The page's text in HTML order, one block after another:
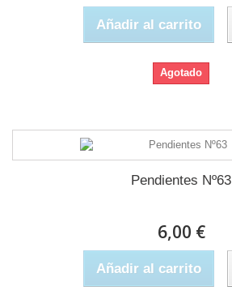
Añadir al carrito
Agotado
Pendientes Nº63
6,00 €
Añadir al carrito